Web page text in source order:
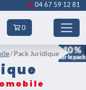
04 67 59 12 81
0
Pack Juridique- 10 %
sur le pack